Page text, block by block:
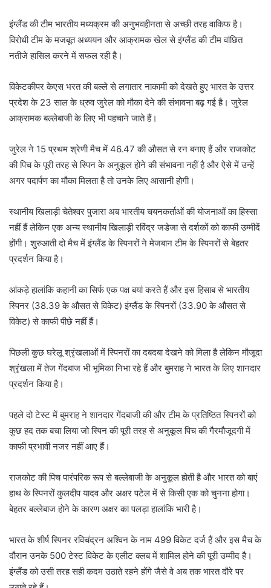
इंग्लैंड की टीम भारतीय मध्यक्रम की अनुभवहीनता से अच्छी तरह वाकिफ है।
विरोधी टीम के मजबूत अध्ययन और आक्रामक खेल से इंग्लैंड की टीम वांछित
नतीजे हासिल करने में सफल रही है।
विकेटकीपर केएस भरत की बल्ले से लगातार नाकामी को देखते हुए भारत के उत्तर
प्रदेश के 23 साल के ध्रुव जुरेल को मौका देने की संभावना बढ़ गई है। जुरेल
आक्रामक बल्लेबाजी के लिए भी पहचाने जाते हैं।
जुरेल ने 15 प्रथम श्रेणी मैच में 46.47 की औसत से रन बनाए हैं और राजकोट
की पिच के पूरी तरह से स्पिन के अनुकूल होने की संभावना नहीं है और ऐसे में उन्हें
अगर पदार्पण का मौका मिलता है तो उनके लिए आसानी होगी।
स्थानीय खिलाड़ी चेतेश्वर पुजारा अब भारतीय चयनकर्ताओं की योजनाओं का हिस्सा
नहीं हैं लेकिन एक अन्य स्थानीय खिलाड़ी रविंद्र जडेजा से दर्शकों को काफी उम्मीदें
होंगी। शुरुआती दो मैच में इंग्लैंड के स्पिनरों ने मेजबान टीम के स्पिनरों से बेहतर
प्रदर्शन किया है।
आंकड़े हालांकि कहानी का सिर्फ एक पक्ष बयां करते हैं और इस हिसाब से भारतीय
स्पिनर (38.39 के औसत से विकेट) इंग्लैंड के स्पिनरों (33.90 के औसत से
विकेट) से काफी पीछे नहीं हैं।
पिछली कुछ घरेलू श्रृंखलाओं में स्पिनरों का दबदबा देखने को मिला है लेकिन मौजूदा
श्रृंखला में तेज गेंदबाज भी भूमिका निभा रहे हैं और बुमराह ने भारत के लिए शानदार
प्रदर्शन किया है।
पहले दो टेस्ट में बुमराह ने शानदार गेंदबाजी की और टीम के प्रतिष्ठित स्पिनरों को
कुछ हद तक बचा लिया जो स्पिन की पूरी तरह से अनुकूल पिच की गैरमौजूदगी में
काफी प्रभावी नजर नहीं आए हैं।
राजकोट की पिच पारंपरिक रूप से बल्लेबाजी के अनुकूल होती है और भारत को बाएं
हाथ के स्पिनरों कुलदीप यादव और अक्षर पटेल में से किसी एक को चुनना होगा।
बेहतर बल्लेबाज होने के कारण अक्षर का पलड़ा हालांकि भारी है।
भारत के शीर्ष स्पिनर रविचंद्रन अश्विन के नाम 499 विकेट दर्ज हैं और इस मैच के
दौरान उनके 500 टेस्ट विकेट के एलीट क्लब में शामिल होने की पूरी उम्मीद है।
इंग्लैंड को उसी तरह सही कदम उठाते रहने होंगे जैसे वे अब तक भारत दौरे पर